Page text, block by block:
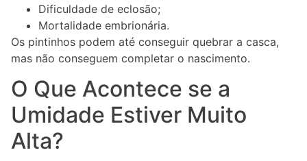
Dificuldade de eclosão;
Mortalidade embrionária.
Os pintinhos podem até conseguir quebrar a casca,
mas não conseguem completar o nascimento.
O Que Acontece se a
Umidade Estiver Muito
Alta?